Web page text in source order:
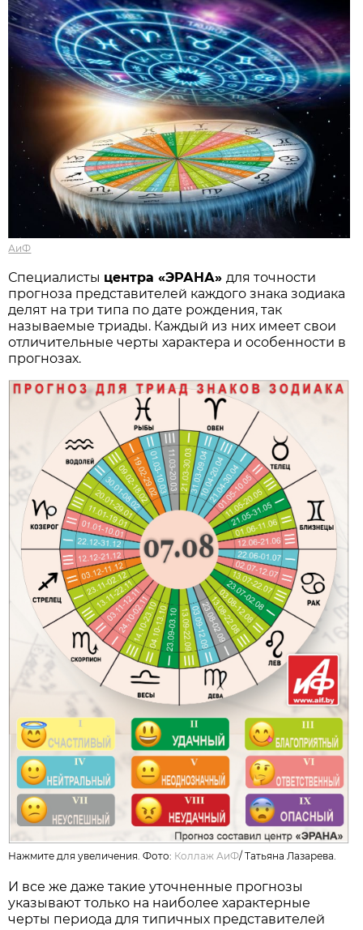
АиФ
Специалисты центра «ЭРАНА»для точности
прогноза представителей каждого знака зодиака
делят на три типа по дате рождения, так
называемые триады. Каждый из них имеет свои
отличительные черты характера и особенности в
прогнозах.
Нажмите для увеличения. Фото: Коллаж АиФ/Татьяна Лазарева.
И все же даже такие уточненные прогнозы
указывают только на наиболее характерные
черты периода для типичных представителей